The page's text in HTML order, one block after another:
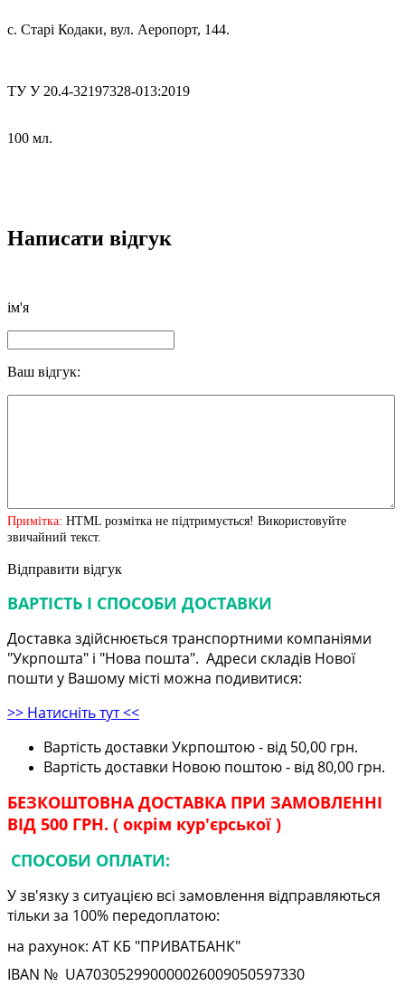
с. Старі Кодаки, вул. Аеропорт, 144.
ТУ У 20.4-32197328-013:2019
100 мл.
Написати відгук
ім'я
Ваш відгук:
Примітка: HTML розмітка не підтримується! Використовуйте
звичайний текст.
Відправити відгук
ВАРТІСТЬ І СПОСОБИ ДОСТАВКИ
Доставка здійснюється транспортними компаніями
"Укрпошта" і "Нова пошта". Адреси складів Нової
пошти у Вашому місті можна подивитися:
>> Натисніть тут <<
Вартість доставки Укрпоштою - від 50,00 грн.
Вартість доставки Новою поштою - від 80,00 грн.
БЕЗКОШТОВНА ДОСТАВКА ПРИ ЗАМОВЛЕННІ
ВІД 500 ГРН. ( окрім кур'єрської )
СПОСОБИ ОПЛАТИ:
У зв'язку з ситуацією всі замовлення відправляються
тільки за 100% передоплатою:
на рахунок: АТ КБ "ПРИВАТБАНК"
IBAN № UA703052990000026009050597330